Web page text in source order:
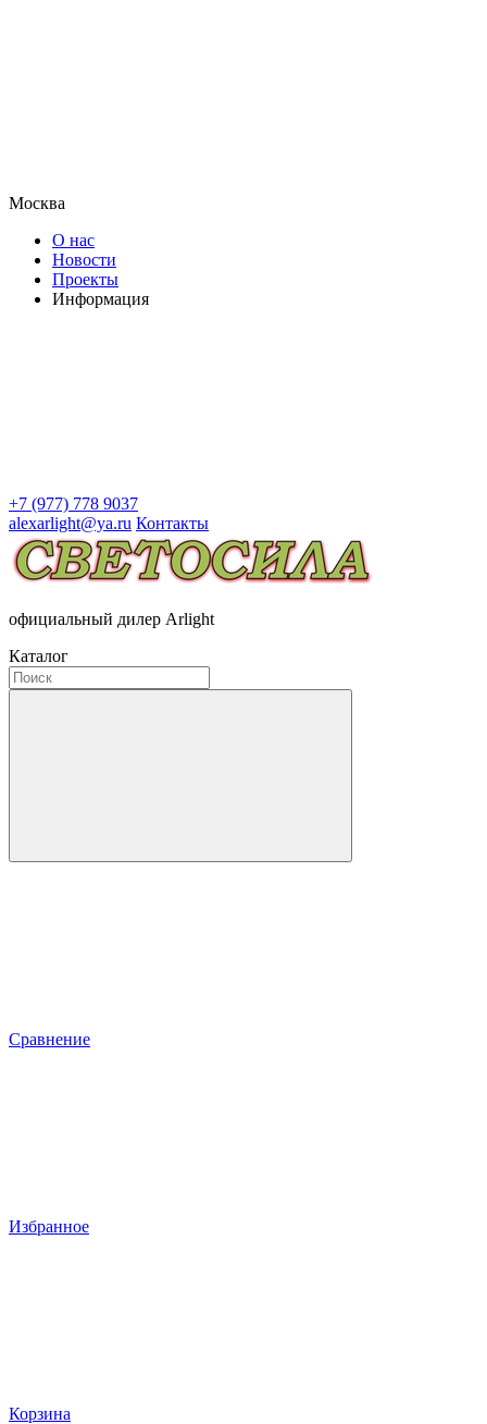
Москва
О нас
Новости
Проекты
Информация
+7 (977) 778 9037
alexarlight@ya.ru Контакты
официальный дилер Arlight
Каталог
Сравнение
Избранное
Корзина